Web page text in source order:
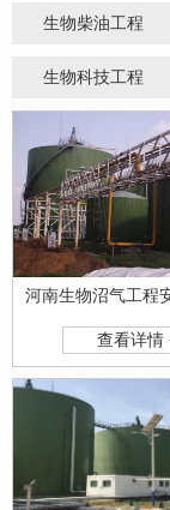
生物柴油工程
生物科技工程
查看详情